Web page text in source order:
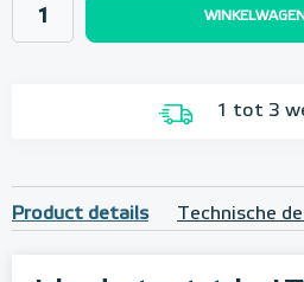
WINKELWAGEN
1 tot 3
Product details Technische